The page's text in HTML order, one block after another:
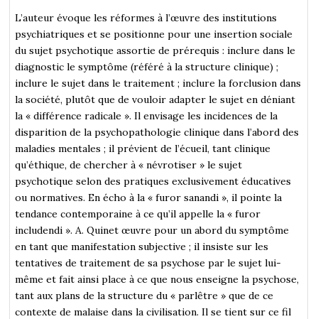
L’auteur évoque les réformes à l’œuvre des institutions
psychiatriques et se positionne pour une insertion sociale
du sujet psychotique assortie de prérequis : inclure dans le
diagnostic le symptôme (référé à la structure clinique) ;
inclure le sujet dans le traitement ; inclure la forclusion dans
la société, plutôt que de vouloir adapter le sujet en déniant
la « différence radicale ». Il envisage les incidences de la
disparition de la psychopathologie clinique dans l’abord des
maladies mentales ; il prévient de l’écueil, tant clinique
qu’éthique, de chercher à « névrotiser » le sujet
psychotique selon des pratiques exclusivement éducatives
ou normatives. En écho à la « furor sanandi », il pointe la
tendance contemporaine à ce qu’il appelle la « furor
includendi ». A. Quinet œuvre pour un abord du symptôme
en tant que manifestation subjective ; il insiste sur les
tentatives de traitement de sa psychose par le sujet lui-
même et fait ainsi place à ce que nous enseigne la psychose,
tant aux plans de la structure du « parlêtre » que de ce
contexte de malaise dans la civilisation. Il se tient sur ce fil